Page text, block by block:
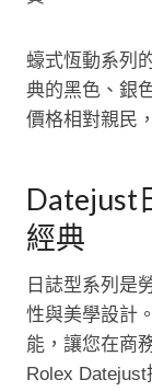
蠔式恆動系列
典的黑色、銀
價格相對親民
Datejust
經典
日誌型系列是
性與美學設計
能，讓您在商
Rolex